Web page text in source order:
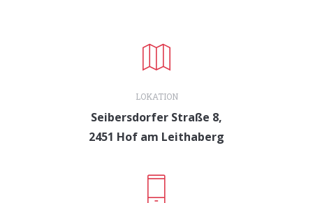
LOKATION
Seibersdorfer Straße 8,
2451 Hof am Leithaberg